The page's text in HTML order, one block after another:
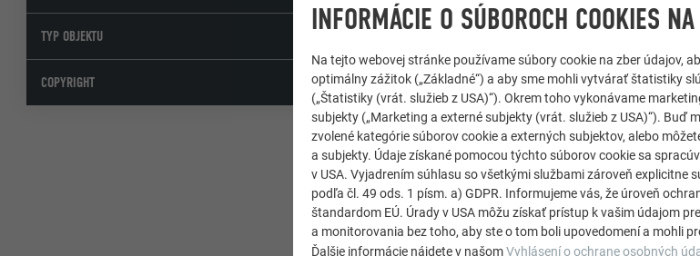
TYP OBJEKTU Budova spoločnosti
COPYRIGHT © PREFA | Croce & Wir
INFORMÁCIE O SÚBOROCH COOKIES
Na tejto webovej stránke používame súbory cookie na zber údajov,
optimálny zážitok („Základné“) a aby sme mohli vytvárať štatistiky
(„Štatistiky (vrát. služieb z USA)“). Okrem toho vykonávame
subjekty („Marketing a externé subjekty (vrát. služieb z USA)“). Buď
zvolené kategórie súborov cookie a externých subjektov, alebo
a subjekty. Údaje získané pomocou týchto súborov cookie sa
v USA. Vyjadrením súhlasu so všetkými službami zároveň explicitne
podľa čl. 49 ods. 1 písm. a) GDPR. Informujeme vás, že úroveň
štandardom EÚ. Úrady v USA môžu získať prístup k vašim údajom
a monitorovania bez toho, aby ste o tom boli upovedomení a mohli
Ďalšie informácie nájdete v našomVyhlásení o ochrane osobných